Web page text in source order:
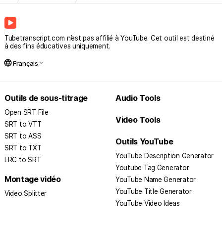
rès utile pour étudier des vidéos, surtout les longues,
et prendre des notes
Tubetranscript.com n’est pas affilié à YouTube. Cet outil est destiné
à des fins éducatives uniquement.
languageFrançais
Outils de sous-titrage
Open SRT File
SRT to VTT
SRT to ASS​
SRT to TXT
LRC to SRT
Montage vidéo
Video Splitter
Audio Tools
Video Tools
Outils YouTube
YouTube Description Generator
Youtube Tag Generator
YouTube Name Generator
YouTube Title Generator
YouTube Video Ideas